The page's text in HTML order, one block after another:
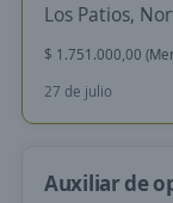
Los Patios,
$ 1.751.000,00
27 de julio
Auxiliar de